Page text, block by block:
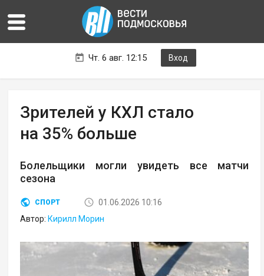
Чт. 6 авг. 12:15 Вход
Зрителей у КХЛ стало
на 35% больше
Болельщики могли увидеть все матчи
сезона
СПОРТ
01.06.2026 10:16
Автор: Кирилл Морин